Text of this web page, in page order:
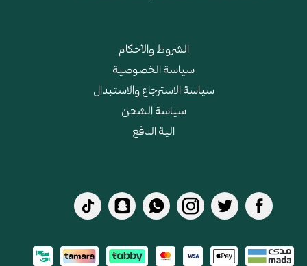
الشروط والأحكام
سياسة الخصوصية
سياسة الاسترجاع والاستبدال
سياسة الشحن
الية الدفع